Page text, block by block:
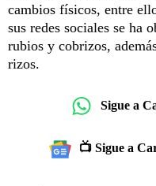
cambios físicos, entre
sus redes sociales se ha
rubios y cobrizos,
rizos.
Sigue a
📺 Sigue a